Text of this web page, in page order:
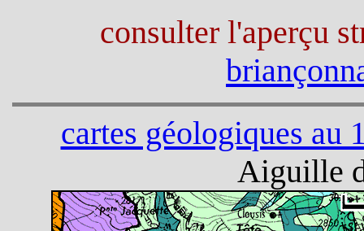
consulter l'aperçu
cartes géologiques au
Aiguille